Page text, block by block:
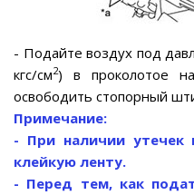
- Подайте воздух под
кгс/см2) в проколотое
освободить стопорный
Примечание:
- При наличии утечек
клейкую ленту.
- Перед тем, как